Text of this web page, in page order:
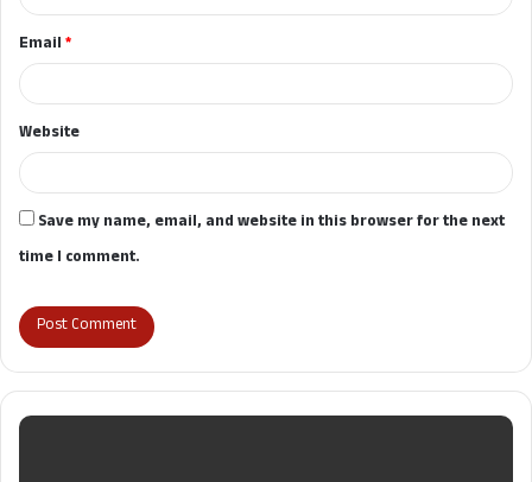
Email*
Website
Save my name, email, and website in this browser for the next
time I comment.